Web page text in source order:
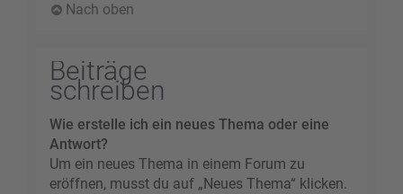
Nach oben
Beiträge
schreiben
Wie erstelle ich ein neues Thema oder eine
Antwort?
Um ein neues Thema in einem Forum zu
eröffnen, musst du auf „Neues Thema“ klicken.